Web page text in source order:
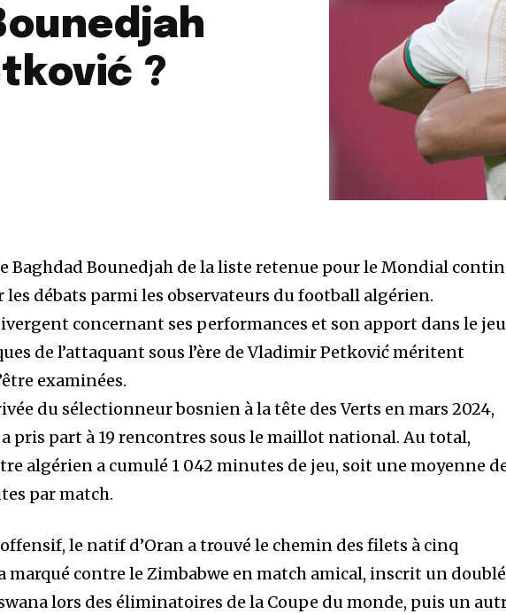
?
Baghdad Bounedjah de la liste retenue pour le Mondial
les débats parmi les observateurs du football algérien.
concernant ses performances et son apport dans le
de l’attaquant sous l’ère de Vladimir Petković méritent
examinées.
du sélectionneur bosnien à la tête des Verts en mars 2024,
pris part à 19 rencontres sous le maillot national. Au total,
algérien a cumulé 1 042 minutes de jeu, soit une moyenne
par match.
le natif d’Oran a trouvé le chemin des filets à cinq
marqué contre le Zimbabwe en match amical, inscrit un doublé
lors des éliminatoires de la Coupe du monde, puis un